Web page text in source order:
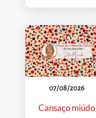
07/08/2026
Cansaço miúdo